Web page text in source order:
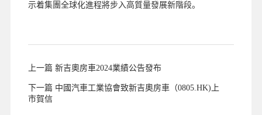
示着集團全球化進程將步入高質量發展新階段。
上一篇 新吉奧房車2024業績公告發布
下一篇 中國汽車工業協會致新吉奧房車（0805.HK)上
市賀信